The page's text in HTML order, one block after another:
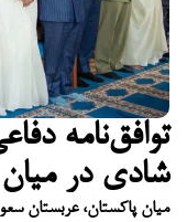
توافق‌نامه
شادی در
میان پاکستان، عربستان